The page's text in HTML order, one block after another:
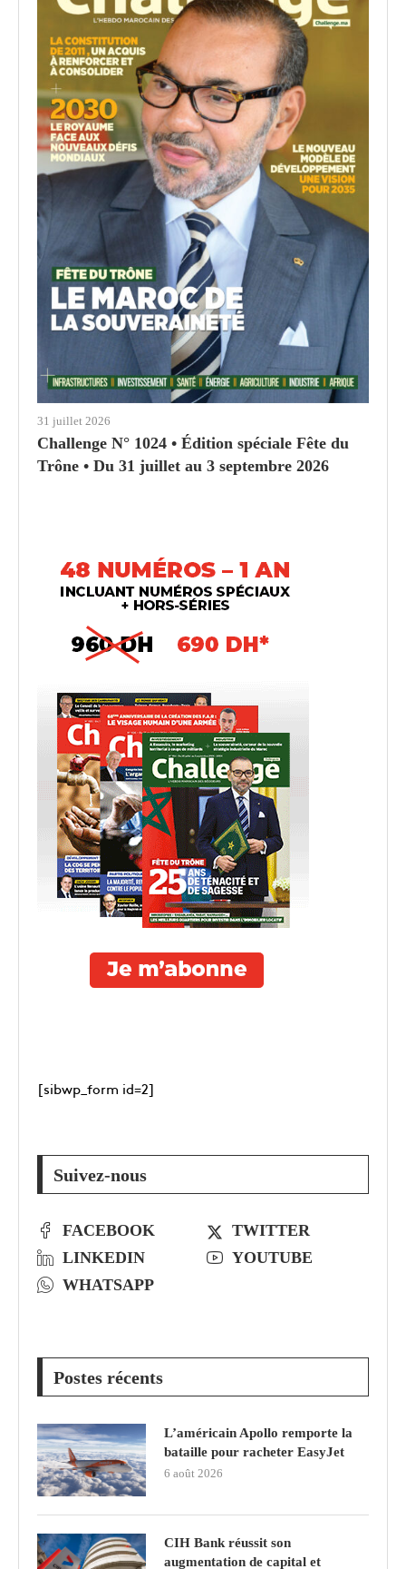
31 juillet 2026
Challenge N° 1024 • Édition spéciale Fête du
Trône • Du 31 juillet au 3 septembre 2026
[sibwp_form id=2]
Suivez-nous
FACEBOOK
TWITTER
LINKEDIN
YOUTUBE
WHATSAPP
Postes récents
L’américain Apollo remporte la
bataille pour racheter EasyJet
6 août 2026
CIH Bank réussit son
augmentation de capital et